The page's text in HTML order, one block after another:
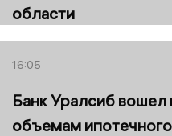
области
16:05
Банк Уралсиб вошел
объемам